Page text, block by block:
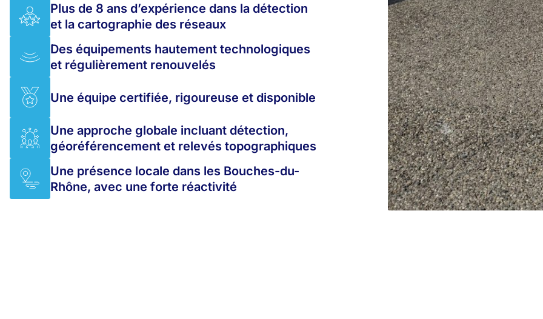
Plus de 8 ans d’expérience dans la détection
et la cartographie des réseaux
Des équipements hautement technologiques
et régulièrement renouvelés
Une équipe certifiée, rigoureuse et disponible
Une approche globale incluant détection,
géoréférencement et relevés topographiques
Une présence locale dans les Bouches-du-
Rhône, avec une forte réactivité